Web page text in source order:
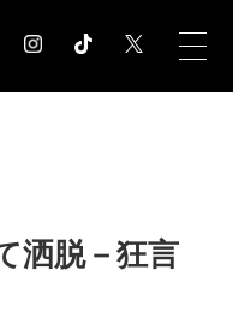
展覧会情報
洒脱－狂言